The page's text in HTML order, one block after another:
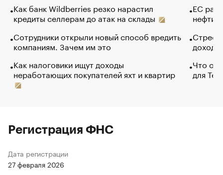
Как банк Wildberries резко нарастил
кредиты селлерам до атак на склады
Сотрудники открыли новый способ вредить
компаниям. Зачем им это
Как налоговики ищут доходы
неработающих покупателей яхт и квартир
ЕС
нефти
Что
для
Регистрация ФНС
Дата регистрации
27 февраля 2026